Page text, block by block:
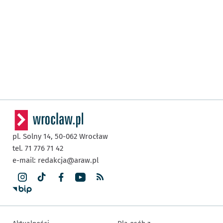
pl. Solny 14, 50-062 Wrocław
tel. 71 776 71 42
e-mail: redakcja@araw.pl